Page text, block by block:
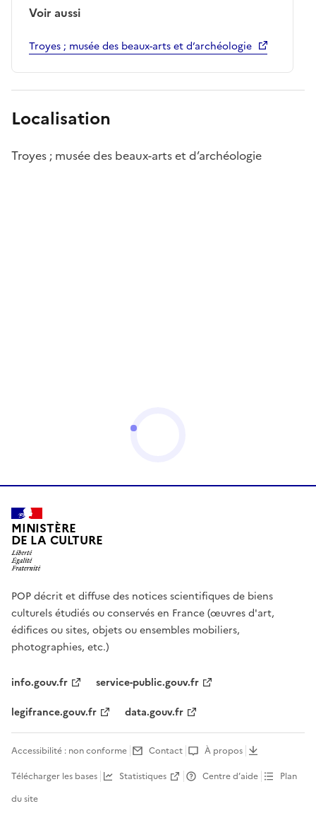
Voir aussi
Troyes ; musée des beaux-arts et d’archéologie
Localisation
Troyes ; musée des beaux-arts et d’archéologie
MINISTÈRE
DE LA CULTURE
POP décrit et diffuse des notices scientifiques de biens
culturels étudiés ou conservés en France (œuvres d'art,
édifices ou sites, objets ou ensembles mobiliers,
photographies, etc.)
info.gouv.fr
service-public.gouv.fr
legifrance.gouv.fr
data.gouv.fr
Accessibilité : non conforme Contact
À propos
Télécharger les bases
Statistiques Centre d’aide
Plan
du site